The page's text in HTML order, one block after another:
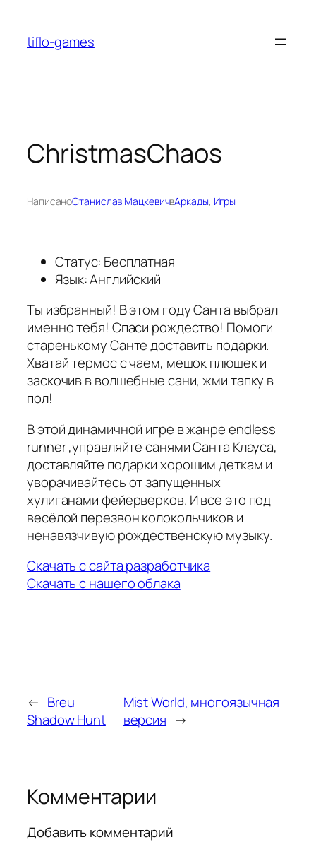
содержимому
tiflo-games
ChristmasChaos
НаписаноСтанислав МацкевичвАркады, Игры
Статус: Бесплатная
Язык: Английский
Ты избранный! В этом году Санта выбрал
именно тебя! Спаси рождество! Помоги
старенькому Санте доставить подарки.
Хватай термос с чаем, мешок плюшек и
заскочив в волшебные сани, жми тапку в
пол!
В этой динамичной игре в жанре endless
runner ,управляйте санями Санта Клауса,
доставляйте подарки хорошим деткам и
уворачивайтесь от запущенных
хулиганами фейерверков. И все это под
весёлой перезвон колокольчиков и
ненавязчивую рождественскую музыку.
Скачать с сайта разработчика
Скачать с нашего облака
← Breu
Shadow Hunt
Mist World, многоязычная
версия →
Комментарии
Добавить комментарий